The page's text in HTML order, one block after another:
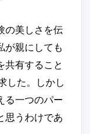
の美しさを伝
が親にしても
共有すること
した。しかし
る一つのパー
思うわけであ